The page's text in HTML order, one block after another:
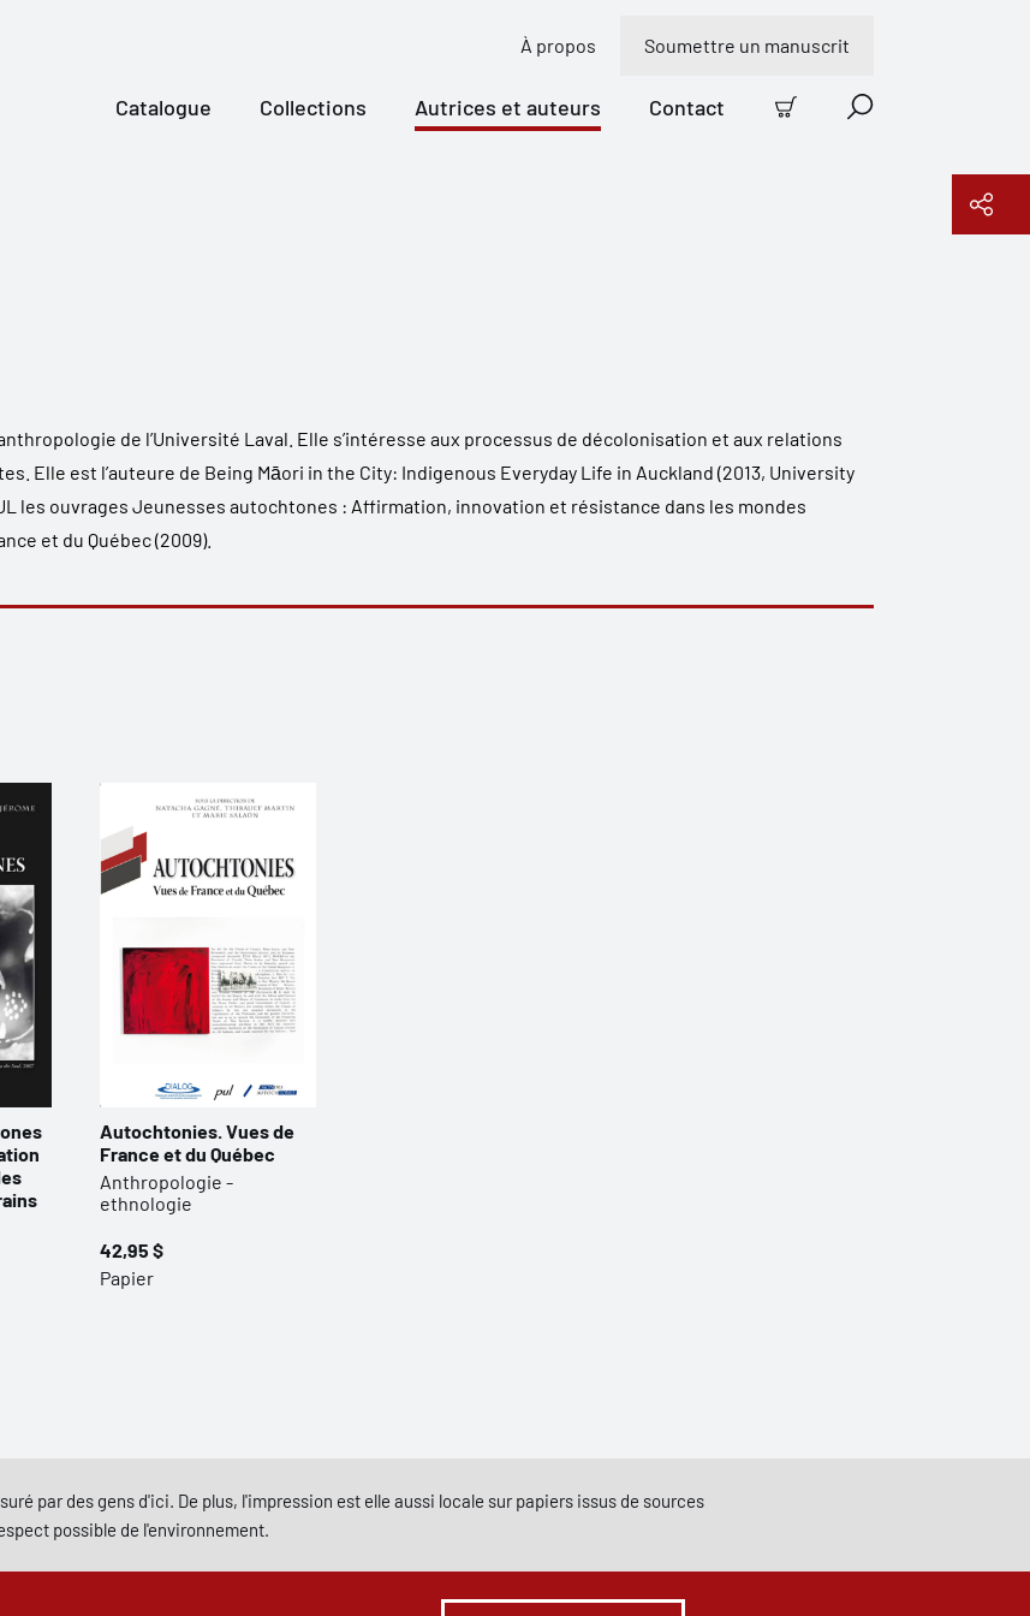
À propos Soumettre un manuscrit
Catalogue Collections Autrices et auteurs Contact
Panier Recherche
de l’Université Laval. Elle s’intéresse aux processus de décolonisation et aux relations
. Elle est l’auteure de Being Māori in the City: Indigenous Everyday Life in Auckland (2013, University
les ouvrages Jeunesses autochtones : Affirmation, innovation et résistance dans les mondes
et du Québec(2009).
Autochtonies. Vues de
France et du Québec
Anthropologie -
ethnologie
42,95 $
Papier
par des gens d'ici. De plus, l'impression est elle aussi locale sur papiers issus de sources
possible de l'environnement.